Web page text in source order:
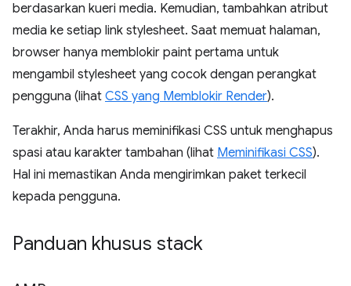
berdasarkan kueri media. Kemudian, tambahkan atribut
media ke setiap link stylesheet. Saat memuat halaman,
browser hanya memblokir paint pertama untuk
mengambil stylesheet yang cocok dengan perangkat
pengguna (lihat CSS yang Memblokir Render).
Terakhir, Anda harus meminifikasi CSS untuk menghapus
spasi atau karakter tambahan (lihat Meminifikasi CSS).
Hal ini memastikan Anda mengirimkan paket terkecil
kepada pengguna.
Panduan khusus stack